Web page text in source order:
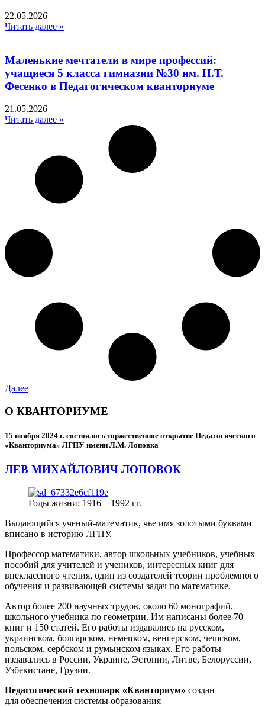
22.05.2026
Читать далее »
Маленькие мечтатели в мире профессий:
учащиеся 5 класса гимназии №30 им. Н.Т.
Фесенко в Педагогическом кванториуме
21.05.2026
Читать далее »
Далее
О КВАНТОРИУМЕ
15 ноября 2024 г. состоялось торжественное открытие Педагогического
«Кванториума» ЛГПУ имени Л.М. Лоповка
ЛЕВ МИХАЙЛОВИЧ ЛОПОВОК
Годы жизни: 1916 – 1992 гг.
Выдающийся ученый-математик, чье имя золотыми буквами
вписано в историю ЛГПУ.
Профессор математики, автор школьных учебников, учебных
пособий для учителей и учеников, интересных книг для
внеклассного чтения, один из создателей теории проблемного
обучения и развивающей системы задач по математике.
Автор более 200 научных трудов, около 60 монографий,
школьного учебника по геометрии. Им написаны более 70
книг и 150 статей. Его работы издавались на русском,
украинском, болгарском, немецком, венгерском, чешском,
польском, сербском и румынском языках. Его работы
издавались в России, Украине, Эстонии, Литве, Белоруссии,
Узбекистане, Грузии.
Педагогический технопарк «Кванториум» создан
для обеспечения системы образования